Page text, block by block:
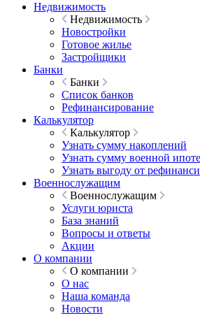
Недвижимость
Недвижимость
Новостройки
Готовое жилье
Застройщики
Банки
Банки
Список банков
Рефинансирование
Калькулятор
Калькулятор
Узнать сумму накоплений
Узнать сумму военной
Узнать выгоду от
Военнослужащим
Военнослужащим
Услуги юриста
База знаний
Вопросы и ответы
Акции
О компании
О компании
О нас
Наша команда
Новости